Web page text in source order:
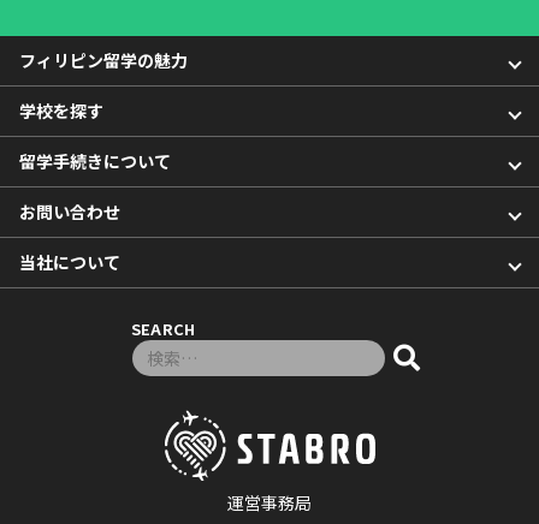
フィリピン留学の魅力
学校を探す
留学手続きについて
お問い合わせ
当社について
SEARCH
検索対象:
運営事務局